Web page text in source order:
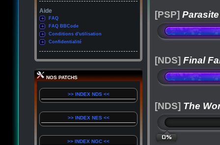
Aide
FAQ
FAQ BBCode
Conditions d'utilisation
Confidentialité
NOS PATCHS
>> INDEX NDS <<
>> INDEX NES <<
>> INDEX NGC <<
[PSP]
[NDS] Final
[NDS] The
0%